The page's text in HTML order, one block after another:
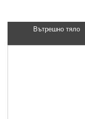
Вътрешно тяло